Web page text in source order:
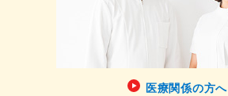
医療関係の方へ